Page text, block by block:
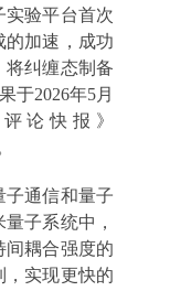
实验平台首次
的加速，成功
将纠缠态制备
于2026年5月
论快报》
子通信和量子
子系统中，
间耦合强度的
，实现更快的